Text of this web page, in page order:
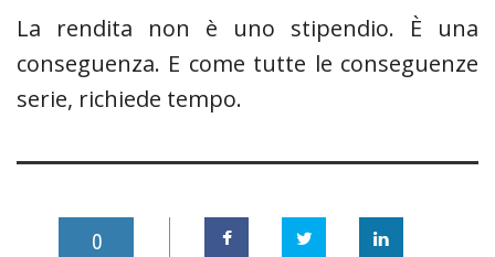
La rendita non è uno stipendio. È una
conseguenza. E come tutte le conseguenze
serie, richiede tempo.
0